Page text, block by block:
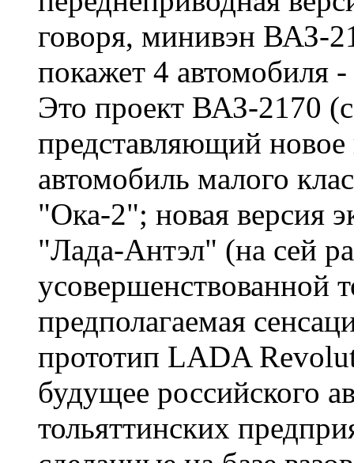
говоря, минивэн ВАЗ-
покажет 4 автомобиля
Это проект ВАЗ-2170
представляющий
автомобиль малого
"Ока-2"; новая версия
"Лада-Антэл" (на сей
усовершенствованной
предполагаемая
прототип LADA
будущее российского
тольяттинских